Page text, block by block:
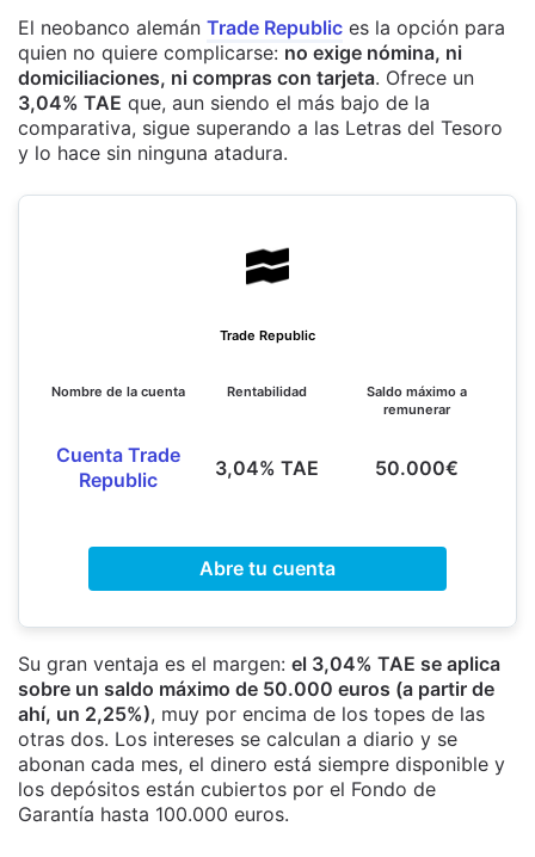
El neobanco alemán Trade Republic es la opción para
quien no quiere complicarse: no exige nómina, ni
domiciliaciones, ni compras con tarjeta. Ofrece un
3,04% TAE que, aun siendo el más bajo de la
comparativa, sigue superando a las Letras del Tesoro
y lo hace sin ninguna atadura.
Trade Republic
Nombre de la cuenta
Cuenta Trade
Republic
Rentabilidad
3,04% TAE
Saldo máximo a
remunerar
50.000€
Abre tu cuenta
Su gran ventaja es el margen: el 3,04% TAE se aplica
sobre un saldo máximo de 50.000 euros (a partir de
ahí, un 2,25%), muy por encima de los topes de las
otras dos. Los intereses se calculan a diario y se
abonan cada mes, el dinero está siempre disponible y
los depósitos están cubiertos por el Fondo de
Garantía hasta 100.000 euros.